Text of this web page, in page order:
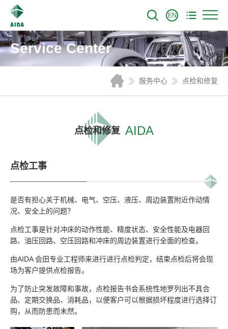
EN
Service Center
服务中心 点检和修复
点检和修复 AIDA
点检工事
是否有担心关于机械、电气、空压、液压、周边装置附近作动情
况、安全上的问题？
点检工事是针对冲床的动作性能、精度状态、安全性能及电器回
路、油压回路、空压回路和冲床的周边装置进行全面的检查。
由AIDA 会田专业工程师来进行进行点检判定，结束点检后将会现
场为客户提供点检报告。
为了防止突发故障和事故，点检报告书会系统性地罗列出不具合
品、定期交换品、消耗品，以便客户可以根据损坏程度进行选择订
购，从而防患而未然。